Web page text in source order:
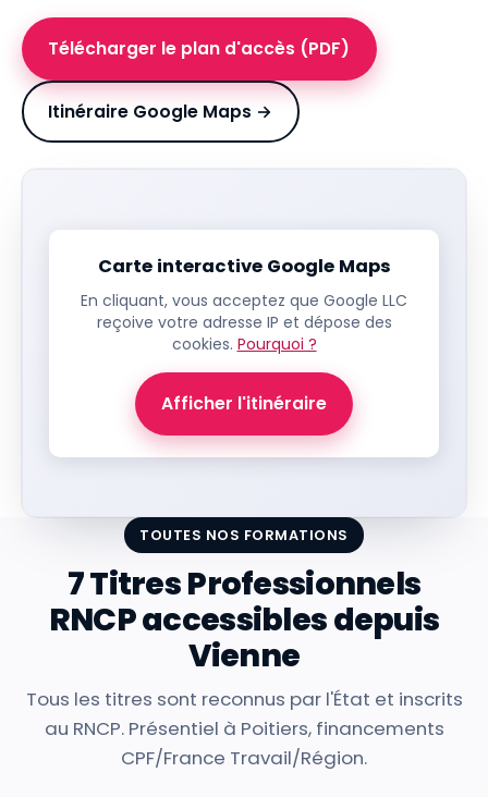
Télécharger le plan d'accès (PDF)
Itinéraire Google Maps →
Carte interactive Google Maps
En cliquant, vous acceptez que Google LLC
reçoive votre adresse IP et dépose des
cookies. Pourquoi ?
Afficher l'itinéraire
TOUTES NOS FORMATIONS
7 Titres Professionnels
RNCP accessibles depuis
Vienne
Tous les titres sont reconnus par l'État et inscrits
au RNCP. Présentiel à Poitiers, financements
CPF/France Travail/Région.